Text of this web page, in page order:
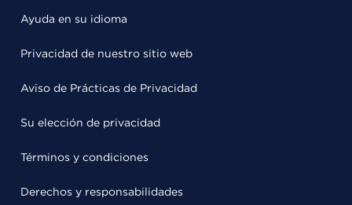
Ayuda en su idioma
Privacidad de nuestro sitio web
Aviso de Prácticas de Privacidad
Su elección de privacidad
Términos y condiciones
Derechos y responsabilidades